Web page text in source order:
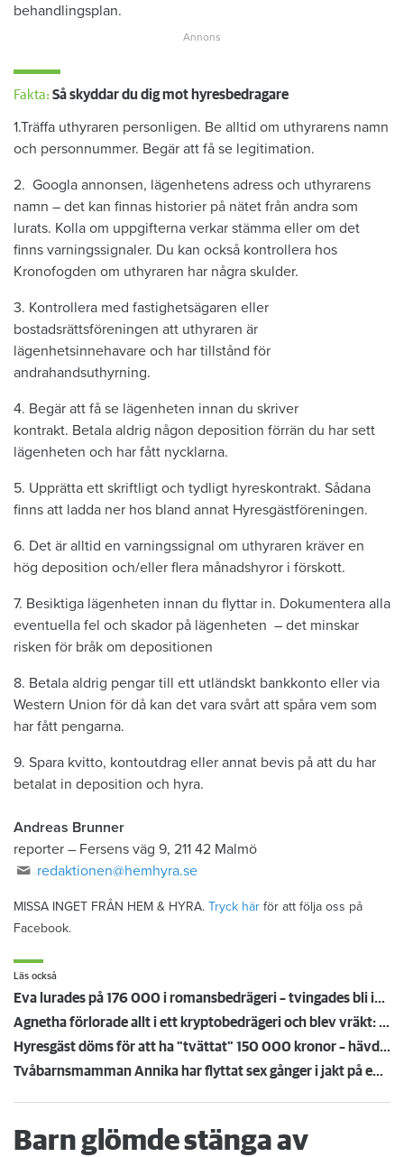
behandlingsplan.
Fakta: Så skyddar du dig mot hyresbedragare
1.Träffa uthyraren personligen. Be alltid om uthyrarens namn
och personnummer. Begär att få se legitimation.
2. Googla annonsen, lägenhetens adress och uthyrarens
namn – det kan finnas historier på nätet från andra som
lurats. Kolla om uppgifterna verkar stämma eller om det
finns varningssignaler. Du kan också kontrollera hos
Kronofogden om uthyraren har några skulder.
3. Kontrollera med fastighetsägaren eller
bostadsrättsföreningen att uthyraren är
lägenhetsinnehavare och har tillstånd för
andrahandsuthyrning.
4. Begär att få se lägenheten innan du skriver
kontrakt. Betala aldrig någon deposition förrän du har sett
lägenheten och har fått nycklarna.
5. Upprätta ett skriftligt och tydligt hyreskontrakt. Sådana
finns att ladda ner hos bland annat Hyresgästföreningen.
6. Det är alltid en varningssignal om uthyraren kräver en
hög deposition och/eller flera månadshyror i förskott.
7. Besiktiga lägenheten innan du flyttar in. Dokumentera alla
eventuella fel och skador på lägenheten – det minskar
risken för bråk om depositionen
8. Betala aldrig pengar till ett utländskt bankkonto eller via
Western Union för då kan det vara svårt att spåra vem som
har fått pengarna.
9. Spara kvitto, kontoutdrag eller annat bevis på att du har
betalat in deposition och hyra.
Andreas Brunner
reporter – Fersens väg 9, 211 42 Malmö
redaktionen@hemhyra.se
MISSA INGET FRÅN HEM & HYRA. Tryck här för att följa oss på
Facebook.
Läs också
Eva lurades på 176 000 i romansbedrägeri – tvingades bli inneboende: ”Kände mig hjärntvättad”
Agnetha förlorade allt i ett kryptobedrägeri och blev vräkt: "Det är en katastrof"
Hyresgäst döms för att ha "tvättat" 150 000 kronor – hävdar att han hotades av andrahandshyresgäst
Tvåbarnsmamman Annika har flyttat sex gånger i jakt på en lägre hyra – sover på soffan
Barn glömde stänga av